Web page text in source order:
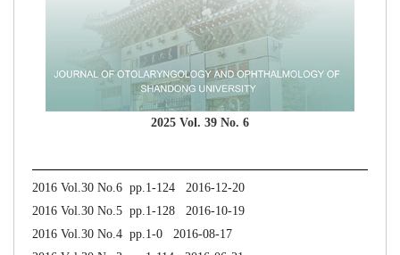
2025 Vol. 39 No. 6
2016 Vol.30 No.6 pp.1-124 2016-12-20
2016 Vol.30 No.5 pp.1-128 2016-10-19
2016 Vol.30 No.4 pp.1-0 2016-08-17